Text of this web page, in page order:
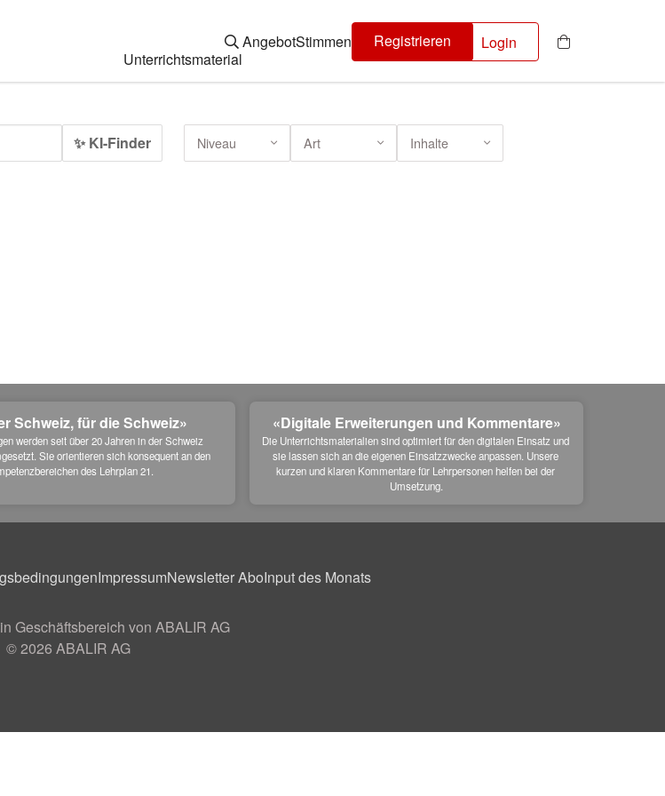
Unterrichtsmaterial
AngebotStimmen Registrieren Login
✨ KI-Finder Niveau Art Inhalte
Schweiz, für die Schweiz»
werden seit über 20 Jahren in der Schweiz
Sie orientieren sich konsequent an den
des Lehrplan 21.
«Digitale Erweiterungen und Kommentare»
Die Unterrichtsmaterialien sind optimiert für den digitalen Einsatz und
sie lassen sich an die eigenen Einsatzzwecke anpassen. Unsere
kurzen und klaren Kommentare für Lehrpersonen helfen bei der
Umsetzung.
ImpressumNewsletter AboInput des Monats
Geschäftsbereich von ABALIR AG
© 2026 ABALIR AG